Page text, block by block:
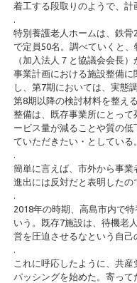
着工する段取りのようで、計
.
特別養護老人ホームは、鉄
で定員50名。調べていくと
（加入法人７と協議会会長
事業計画における施設整備
し、第7期においては、実態
第8期以降の検討材料を整え
整備は、既存事業所にとっ
ービス量が減ることや質の
ていただきたい・としている。
.
簡単に言えば、市外から事業
進出には反対だと表明したの
.
2018年の時期、高島市内で
いう。既存7施設は、待機老
営を圧迫させるなという自己
.
これに呼応したように、共
パッシングを始めた。寄っ